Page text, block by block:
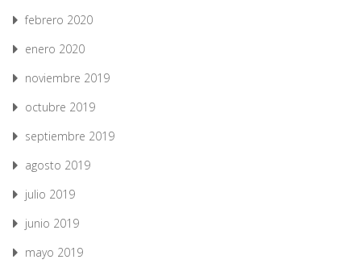
febrero 2020
enero 2020
noviembre 2019
octubre 2019
septiembre 2019
agosto 2019
julio 2019
junio 2019
mayo 2019